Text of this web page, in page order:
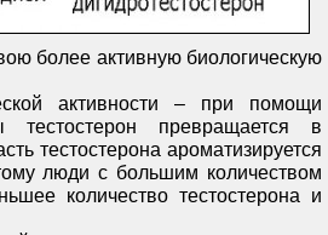
более активную биологическую
активности – при помощи
тестостерон превращается в
тестостерона ароматизируется
люди с большим количеством
количество тестостерона и